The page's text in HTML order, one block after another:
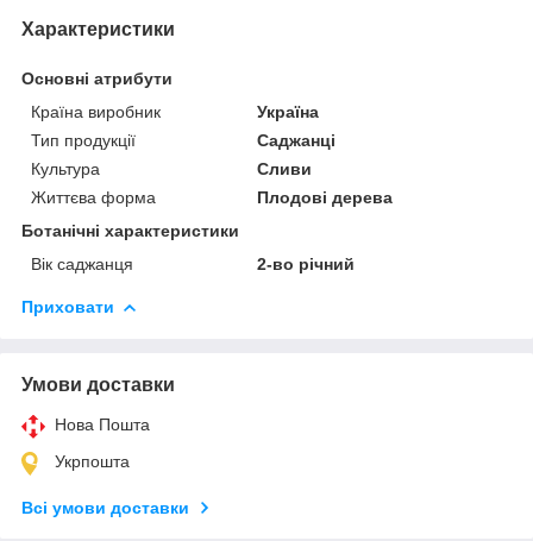
Характеристики
Основні атрибути
Країна виробник
Україна
Тип продукції
Саджанці
Культура
Сливи
Життєва форма
Плодові дерева
Ботанічні характеристики
Вік саджанця
2-во річний
Приховати
Умови доставки
Нова Пошта
Укрпошта
Всі умови доставки